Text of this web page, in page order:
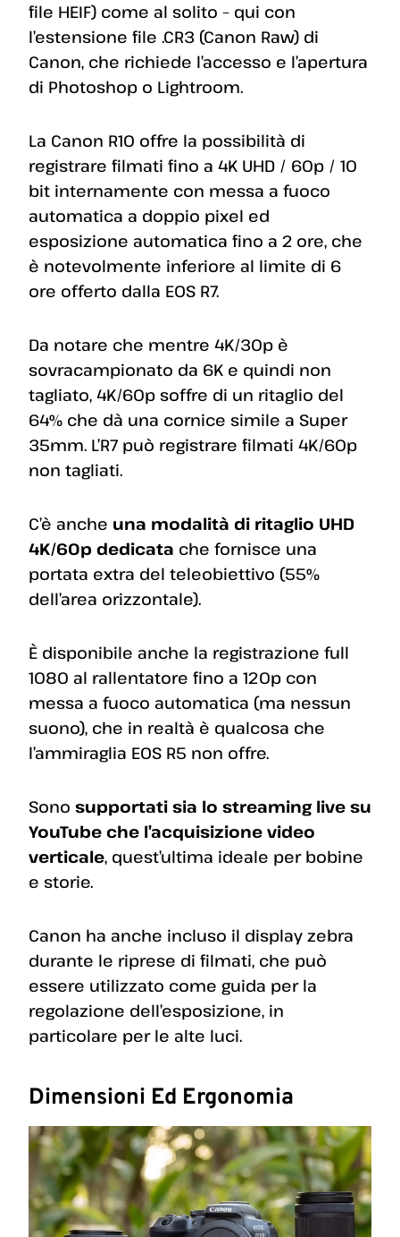
file HEIF) come al solito – qui con
l’estensione file .CR3 (Canon Raw) di
Canon, che richiede l’accesso e l’apertura
di Photoshop o Lightroom.
La Canon R10 offre la possibilità di
registrare filmati fino a 4K UHD / 60p / 10
bit internamente con messa a fuoco
automatica a doppio pixel ed
esposizione automatica fino a 2 ore, che
è notevolmente inferiore al limite di 6
ore offerto dalla EOS R7.
Da notare che mentre 4K/30p è
sovracampionato da 6K e quindi non
tagliato, 4K/60p soffre di un ritaglio del
64% che dà una cornice simile a Super
35mm. L’R7 può registrare filmati 4K/60p
non tagliati.
C’è anche una modalità di ritaglio UHD
4K/60p dedicata che fornisce una
portata extra del teleobiettivo (55%
dell’area orizzontale).
È disponibile anche la registrazione full
1080 al rallentatore fino a 120p con
messa a fuoco automatica (ma nessun
suono), che in realtà è qualcosa che
l’ammiraglia EOS R5 non offre.
Sono supportati sia lo streaming live su
YouTube che l’acquisizione video
verticale, quest’ultima ideale per bobine
e storie.
Canon ha anche incluso il display zebra
durante le riprese di filmati, che può
essere utilizzato come guida per la
regolazione dell’esposizione, in
particolare per le alte luci.
Dimensioni Ed Ergonomia